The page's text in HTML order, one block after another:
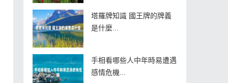
塔羅牌知識 國王牌的牌義
是什麼...
手相看哪些人中年時易遭遇
感情危機...